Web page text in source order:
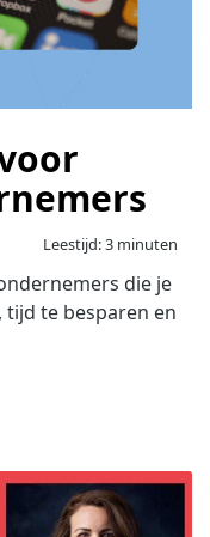
Leestijd: 3 minuten
die je
te besparen en